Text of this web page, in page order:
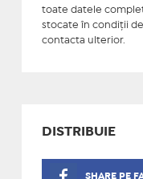
toate datele
stocate în condiţii
contacta ulterior.
DISTRIBUIE
SHARE PE